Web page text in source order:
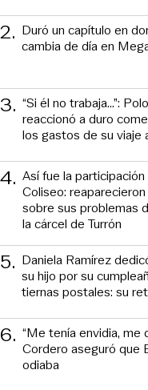
2. Duró un capítulo en
cambia de día en
3. “Si él no trabaja…”:
reaccionó a duro
los gastos de su viaje
4. Así fue la
Coliseo:
sobre sus problemas
la cárcel de Turrón
5. Daniela Ramírez
su hijo por su
tiernas postales: su
6. “Me tenía envidia, me
Cordero aseguró que
odiaba